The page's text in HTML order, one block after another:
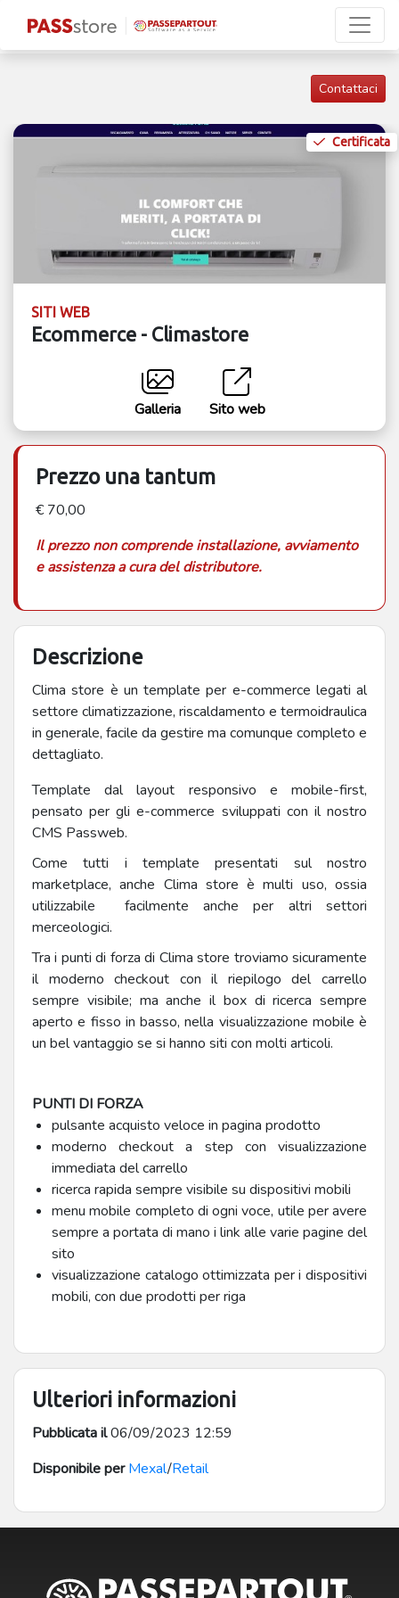
Contattaci
Certificata
SITI WEB
Ecommerce - Climastore
Galleria Sito web
Prezzo una tantum
€ 70,00
Il prezzo non comprende installazione, avviamento
e assistenza a cura del distributore.
Descrizione
Clima store è un template per e-commerce legati al
settore climatizzazione, riscaldamento e termoidraulica
in generale, facile da gestire ma comunque completo e
dettagliato.
Template dal layout responsivo e mobile-first,
pensato per gli e-commerce sviluppati con il nostro
CMS Passweb.
Come tutti i template presentati sul nostro
marketplace, anche Clima store è multi uso, ossia
utilizzabile facilmente anche per altri settori
merceologici.
Tra i punti di forza di Clima store troviamo sicuramente
il moderno checkout con il riepilogo del carrello
sempre visibile; ma anche il box di ricerca sempre
aperto e fisso in basso, nella visualizzazione mobile è
un bel vantaggio se si hanno siti con molti articoli.
PUNTI DI FORZA
pulsante acquisto veloce in pagina prodotto
moderno checkout a step con visualizzazione
immediata del carrello
ricerca rapida sempre visibile su dispositivi mobili
menu mobile completo di ogni voce, utile per avere
sempre a portata di mano i link alle varie pagine del
sito
visualizzazione catalogo ottimizzata per i dispositivi
mobili, con due prodotti per riga
Ulteriori informazioni
Pubblicata il06/09/2023 12:59
Disponibile per Mexal/Retail